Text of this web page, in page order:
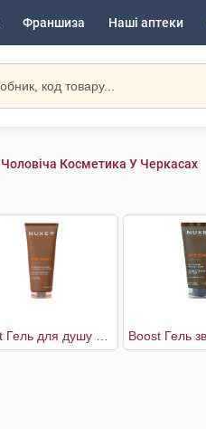
Франшиза Наші аптеки
Чоловіча Косметика У Черкасах